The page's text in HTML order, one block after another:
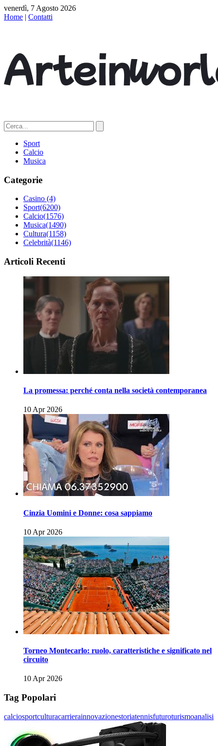
venerdì, 7 Agosto 2026
Home | Contatti
Sport
Calcio
Musica
Categorie
Casino (4)
Sport(6200)
Calcio(1576)
Musica(1490)
Cultura(1158)
Celebrità(1146)
Articoli Recenti
La promessa: perché conta nella società contemporanea
10 Apr 2026
Cinzia Uomini e Donne: cosa sappiamo
10 Apr 2026
Torneo Montecarlo: ruolo, caratteristiche e significato nel
circuito
10 Apr 2026
Tag Popolari
calciosportculturacarrierainnovazionestoriatennisfuturoturismoanalisi